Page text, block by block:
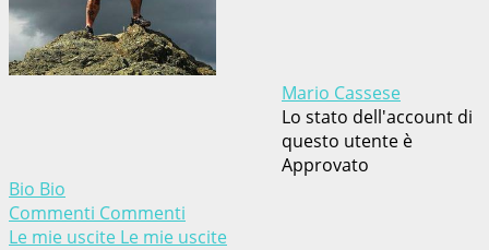
Mario Cassese
Lo stato dell'account di
questo utente è
Approvato
Bio Bio
Commenti Commenti
Le mie uscite Le mie uscite